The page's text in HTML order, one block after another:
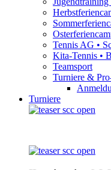
Tennis AG •
Kita-Tennis •
Teamsport
Turniere &
Turniere